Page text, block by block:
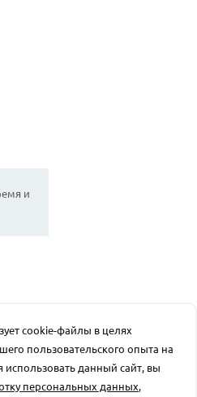
и
24
cookie-файлы в целях
пользовательского опыта на
данный сайт, вы
персональных данных,